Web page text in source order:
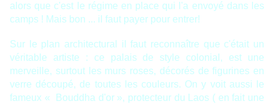
alors que c'est le régime en place qui l'a envoyé dans les
camps ! Mais bon ... il faut payer pour entrer!
Sur le plan architectural il faut reconnaître que c'était un
véritable artiste : ce palais de style colonial, est une
merveille, surtout les murs roses, décorés de figurines en
verre découpé, de toutes les couleurs. On y voit aussi le
fameux « Bouddha d'or », protecteur du Laos ( en fait une